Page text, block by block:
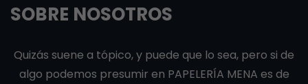
SOBRE NOSOTROS
Quizás suene a tópico, y puede que lo sea, pero si de
algo podemos presumir en PAPELERÍA MENA es de